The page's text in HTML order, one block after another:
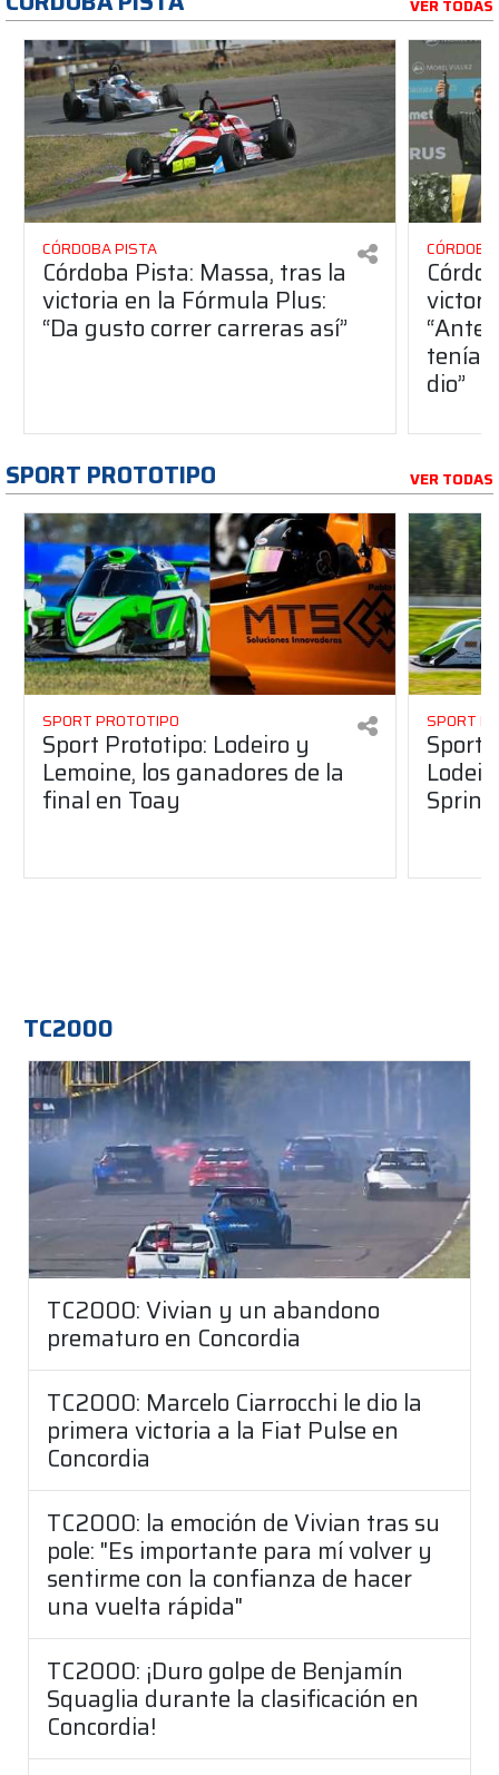
VER TODAS
CÓRDOBA PISTA
Córdoba Pista: Massa, tras la
victoria en la Fórmula Plus:
“Da gusto correr carreras así”
dio”
SPORT PROTOTIPO VER TODAS
SPORT PROTOTIPO
Sport Prototipo: Lodeiro y
Lemoine, los ganadores de la
final en Toay
SPORT
Sport
Sprint
TC2000
TC2000: Vivian y un abandono
prematuro en Concordia
TC2000: Marcelo Ciarrocchi le dio la
primera victoria a la Fiat Pulse en
Concordia
TC2000: la emoción de Vivian tras su
pole: "Es importante para mí volver y
sentirme con la confianza de hacer
una vuelta rápida"
TC2000: ¡Duro golpe de Benjamín
Squaglia durante la clasificación en
Concordia!